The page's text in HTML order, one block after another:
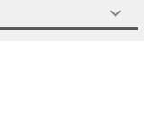
